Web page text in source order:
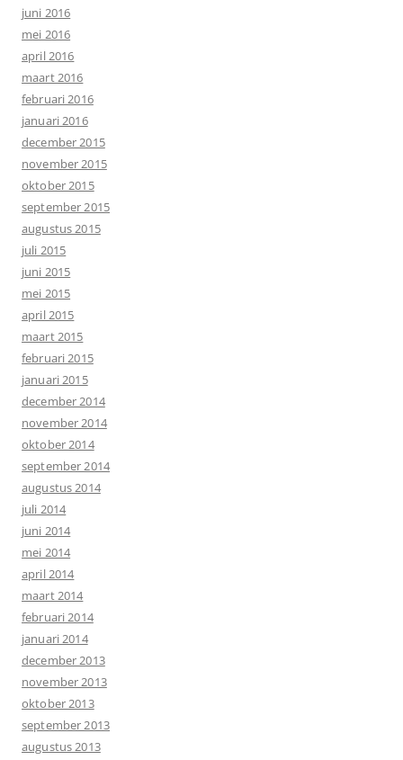
juni 2016
mei 2016
april 2016
maart 2016
februari 2016
januari 2016
december 2015
november 2015
oktober 2015
september 2015
augustus 2015
juli 2015
juni 2015
mei 2015
april 2015
maart 2015
februari 2015
januari 2015
december 2014
november 2014
oktober 2014
september 2014
augustus 2014
juli 2014
juni 2014
mei 2014
april 2014
maart 2014
februari 2014
januari 2014
december 2013
november 2013
oktober 2013
september 2013
augustus 2013